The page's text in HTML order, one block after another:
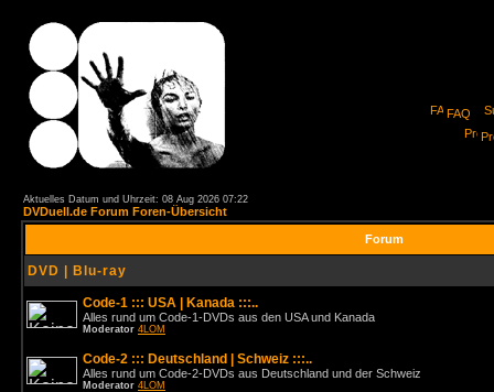
FAQ
Aktuelles Datum und Uhrzeit: 08 Aug 2026 07:22
DVDuell.de Forum Foren-Übersicht
Forum
DVD | Blu-ray
Code-1 ::: USA | Kanada :::..
Alles rund um Code-1-DVDs aus den USA und Kanada
Moderator 4LOM
Code-2 ::: Deutschland | Schweiz :::..
Alles rund um Code-2-DVDs aus Deutschland und der Schweiz
Moderator 4LOM